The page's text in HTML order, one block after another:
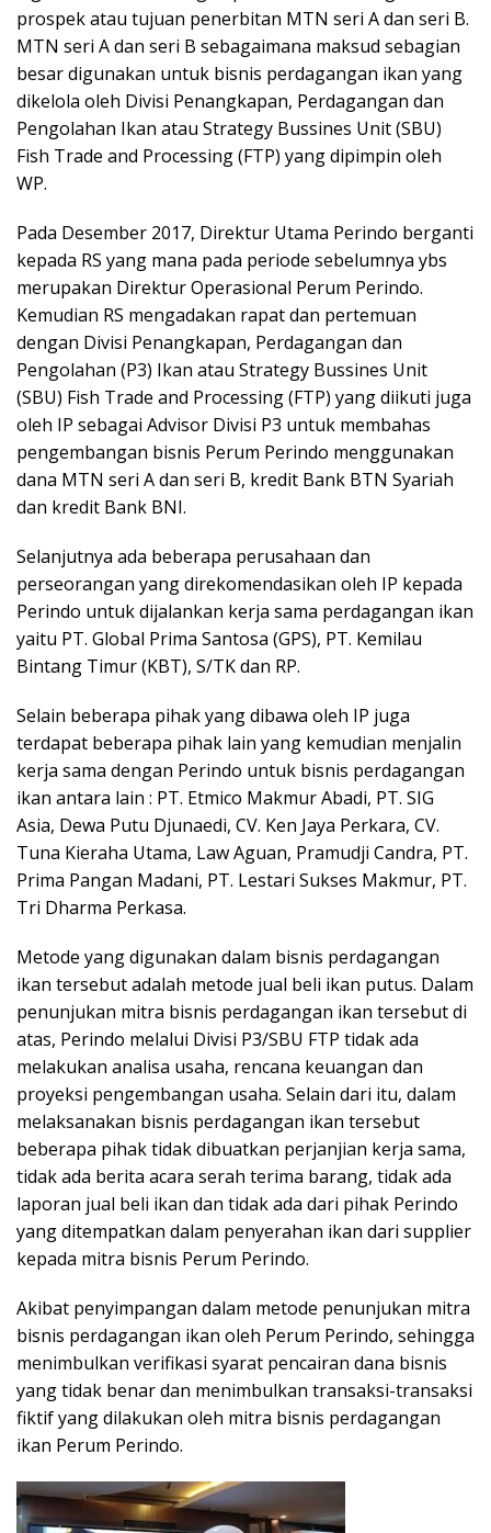
prospek atau tujuan penerbitan MTN seri A dan seri B.
MTN seri A dan seri B sebagaimana maksud sebagian
besar digunakan untuk bisnis perdagangan ikan yang
dikelola oleh Divisi Penangkapan, Perdagangan dan
Pengolahan Ikan atau Strategy Bussines Unit (SBU)
Fish Trade and Processing (FTP) yang dipimpin oleh
WP.
Pada Desember 2017, Direktur Utama Perindo berganti
kepada RS yang mana pada periode sebelumnya ybs
merupakan Direktur Operasional Perum Perindo.
Kemudian RS mengadakan rapat dan pertemuan
dengan Divisi Penangkapan, Perdagangan dan
Pengolahan (P3) Ikan atau Strategy Bussines Unit
(SBU) Fish Trade and Processing (FTP) yang diikuti juga
oleh IP sebagai Advisor Divisi P3 untuk membahas
pengembangan bisnis Perum Perindo menggunakan
dana MTN seri A dan seri B, kredit Bank BTN Syariah
dan kredit Bank BNI.
Selanjutnya ada beberapa perusahaan dan
perseorangan yang direkomendasikan oleh IP kepada
Perindo untuk dijalankan kerja sama perdagangan ikan
yaitu PT. Global Prima Santosa (GPS), PT. Kemilau
Bintang Timur (KBT), S/TK dan RP.
Selain beberapa pihak yang dibawa oleh IP juga
terdapat beberapa pihak lain yang kemudian menjalin
kerja sama dengan Perindo untuk bisnis perdagangan
ikan antara lain : PT. Etmico Makmur Abadi, PT. SIG
Asia, Dewa Putu Djunaedi, CV. Ken Jaya Perkara, CV.
Tuna Kieraha Utama, Law Aguan, Pramudji Candra, PT.
Prima Pangan Madani, PT. Lestari Sukses Makmur, PT.
Tri Dharma Perkasa.
Metode yang digunakan dalam bisnis perdagangan
ikan tersebut adalah metode jual beli ikan putus. Dalam
penunjukan mitra bisnis perdagangan ikan tersebut di
atas, Perindo melalui Divisi P3/SBU FTP tidak ada
melakukan analisa usaha, rencana keuangan dan
proyeksi pengembangan usaha. Selain dari itu, dalam
melaksanakan bisnis perdagangan ikan tersebut
beberapa pihak tidak dibuatkan perjanjian kerja sama,
tidak ada berita acara serah terima barang, tidak ada
laporan jual beli ikan dan tidak ada dari pihak Perindo
yang ditempatkan dalam penyerahan ikan dari supplier
kepada mitra bisnis Perum Perindo.
Akibat penyimpangan dalam metode penunjukan mitra
bisnis perdagangan ikan oleh Perum Perindo, sehingga
menimbulkan verifikasi syarat pencairan dana bisnis
yang tidak benar dan menimbulkan transaksi-transaksi
fiktif yang dilakukan oleh mitra bisnis perdagangan
ikan Perum Perindo.